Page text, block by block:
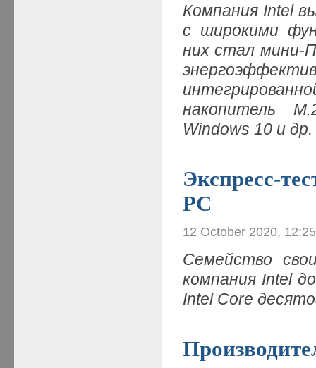
Компания Intel
с широкими
них стал мини-
накопитель
Windows 10 и
Экспресс-
PC
12 October 2020,
Семейство
компания Intel
Intel Core